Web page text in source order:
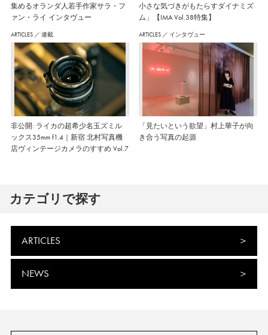
集めるオランダ人若手作家サラ・フ
ァン・ライ インタヴュー
小さな気づきがもたらすダイナミズ
ム」【IMA Vol.38特集】
ARTICLES ／ 連載
非公開: ライカの超希少名玉ズミル
ックス35mm f1.4｜新宿 北村写真機
店ヴィンテージカメラのすすめ Vol.7
ARTICLES ／ インタヴュー
「見たいという欲望」村上華子が向
き合う写真の起源
カテゴリで探す
ARTICLES
NEWS